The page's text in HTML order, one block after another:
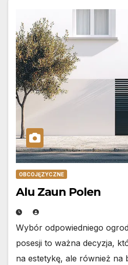
OBCOJĘZYCZNE
Alu Zaun Polen
Wybór odpowiedniego
posesji to ważna decyzja,
na estetykę, ale również na